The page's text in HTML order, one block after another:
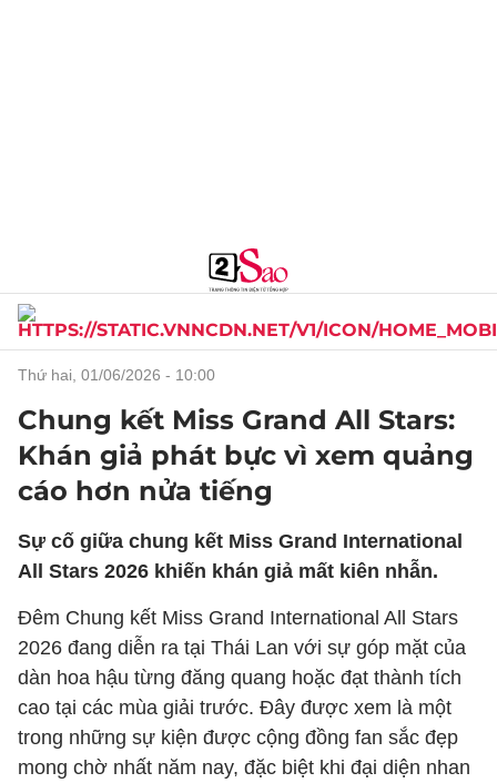
thứ hai, 01/06/2026 - 10:00
Chung kết Miss Grand All Stars:
Khán giả phát bực vì xem quảng
cáo hơn nửa tiếng
Sự cố giữa chung kết Miss Grand International
All Stars 2026 khiến khán giả mất kiên nhẫn.
Đêm Chung kết Miss Grand International All Stars
2026 đang diễn ra tại Thái Lan với sự góp mặt của
dàn hoa hậu từng đăng quang hoặc đạt thành tích
cao tại các mùa giải trước. Đây được xem là một
trong những sự kiện được cộng đồng fan sắc đẹp
mong chờ nhất năm nay, đặc biệt khi đại diện nhan